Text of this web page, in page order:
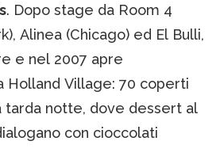
. Dopo stage da Room 4
Alinea (Chicago) ed El Bulli,
e nel 2007 apre
Holland Village: 70 coperti
tarda notte, dove dessert al
con cioccolati